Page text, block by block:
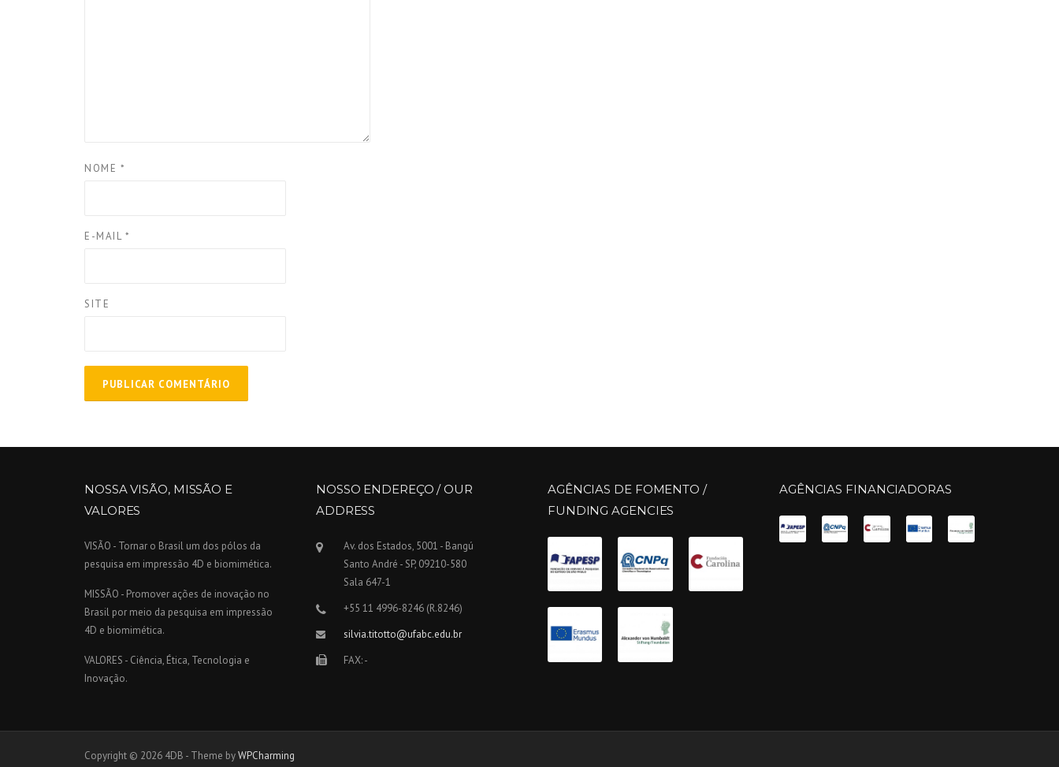
NOME *
E-MAIL *
SITE
NOSSA VISÃO, MISSÃO E
VALORES
VISÃO - Tornar o Brasil um dos pólos da
pesquisa em impressão 4D e biomimética.
MISSÃO - Promover ações de inovação no
Brasil por meio da pesquisa em impressão
4D e biomimética.
VALORES - Ciência, Ética, Tecnologia e
Inovação.
NOSSO ENDEREÇO / OUR
ADDRESS
Av. dos Estados, 5001 - Bangú
Santo André - SP, 09210-580
Sala 647-1
+55 11 4996-8246 (R.8246)
silvia.titotto@ufabc.edu.br
FAX: -
AGÊNCIAS DE FOMENTO /
FUNDING AGENCIES
AGÊNCIAS FINANCIADORAS
Copyright © 2026 4DB - Theme byWPCharming